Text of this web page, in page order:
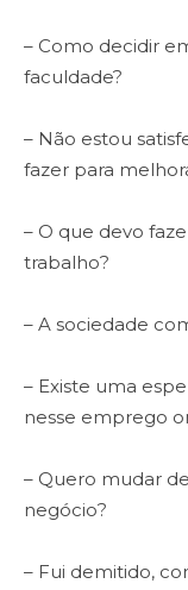
– Como decidir
faculdade?
– Não estou
fazer para
– O que devo
trabalho?
– A sociedade
– Existe uma
nesse emprego
– Quero mudar
negócio?
– Fui demitido,